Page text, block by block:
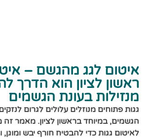
איטום לגג מהגשם –
ראשון לציון הוא הדרך
מנזילות בעונת הגשמים
גגות פתוחים מנוזלים עלולים לגרום
הגשמים, במיוחד בראשון לציון. מאמר זה
לאיטום גגות כדי להבטיח חורף יבש ומוגן,